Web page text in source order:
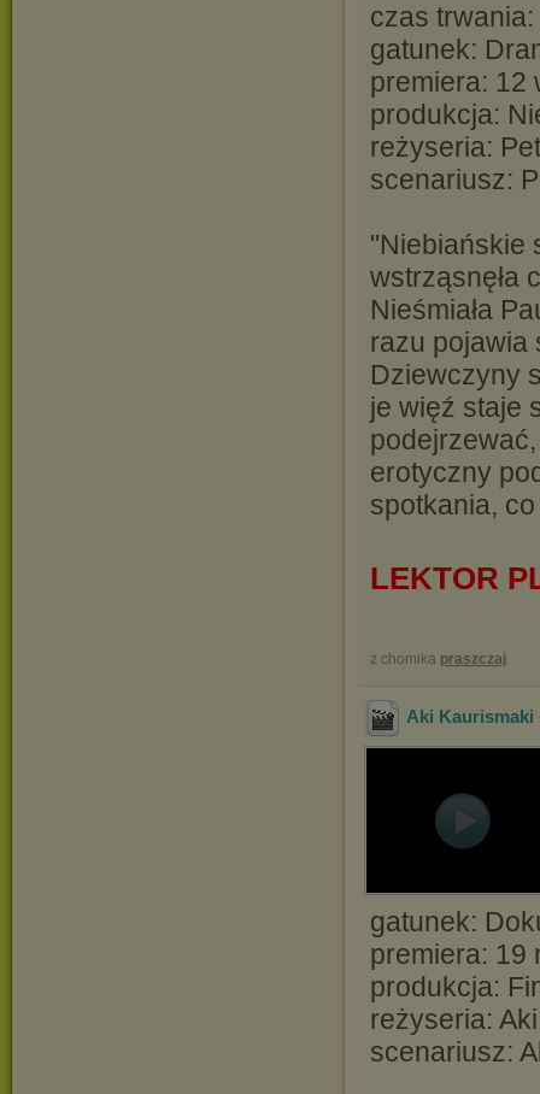
czas
gatunek:
premiera: 12
produkcja:
reżyseria:
scenariusz:
"Niebiańskie
wstrząsnęła
Nieśmiała
razu pojawia
Dziewczyny
je więź staje
erotyczny
spotkania,
LEKTOR
z chomika praszczaj
Aki Kaurismaki
gatunek:
premiera: 19
produkcja:
reżyseria:
scenariusz: